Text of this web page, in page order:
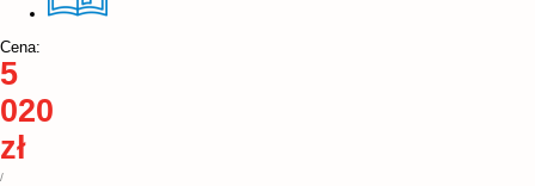
Cena:
5
020
zł
/